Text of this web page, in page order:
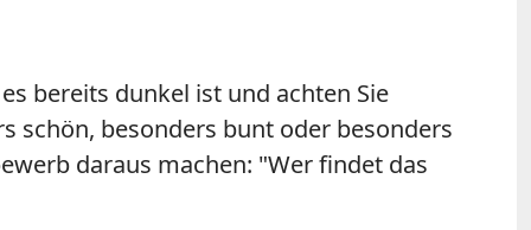
bereits dunkel ist und achten Sie
schön, besonders bunt oder besonders
daraus machen: "Wer findet das